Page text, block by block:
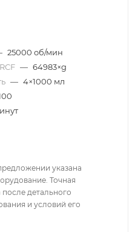
25000 об/мин
— 64983×g
— 4×1000 мл
указана
Точная
детального
и условий его